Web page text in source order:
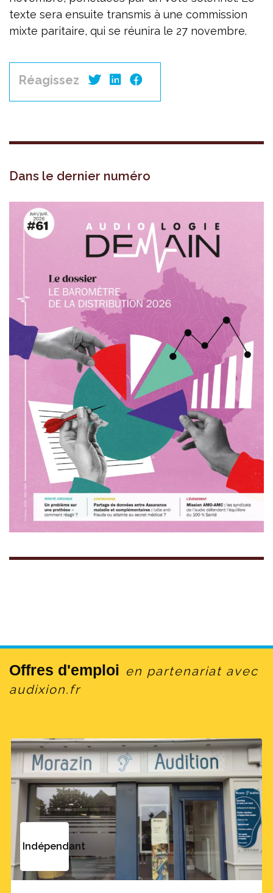
texte sera ensuite transmis à une commission
mixte paritaire, qui se réunira le 27 novembre.
Réagissez
Dans le dernier numéro
Offres d'emploi en partenariat avec
audixion.fr
Indépendant